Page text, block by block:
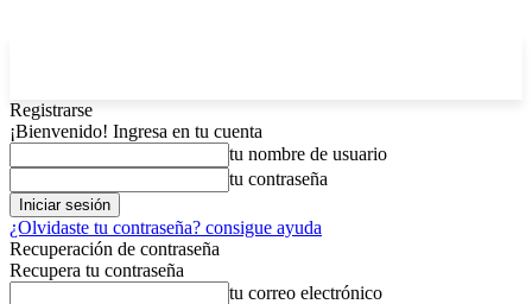
Registrarse
¡Bienvenido! Ingresa en tu cuenta
tu nombre de usuario
tu contraseña
¿Olvidaste tu contraseña? consigue ayuda
Recuperación de contraseña
Recupera tu contraseña
tu correo electrónico